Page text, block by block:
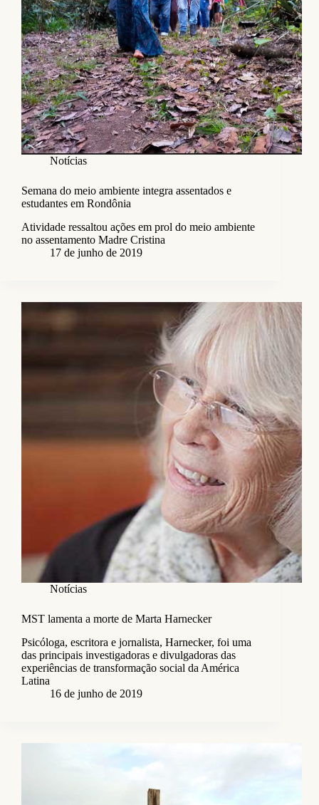
Notícias
Semana do meio ambiente integra assentados e
estudantes em Rondônia
Atividade ressaltou ações em prol do meio ambiente
no assentamento Madre Cristina
17 de junho de 2019
Notícias
MST lamenta a morte de Marta Harnecker
Psicóloga, escritora e jornalista, Harnecker, foi uma
das principais investigadoras e divulgadoras das
experiências de transformação social da América
Latina
16 de junho de 2019